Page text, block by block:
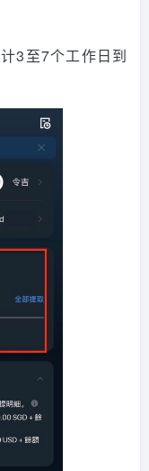
3至7个工作日到